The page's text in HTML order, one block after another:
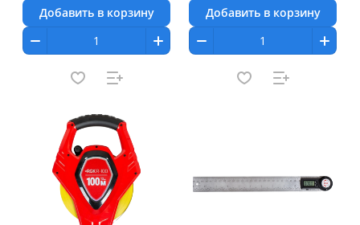
Добавить в корзину Добавить в корзину